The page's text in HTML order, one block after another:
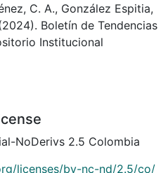
C. A., González Espitia,
Boletín de Tendencias
Institucional
NoDerivs 2.5 Colombia
licenses/by-nc-nd/2.5/co/